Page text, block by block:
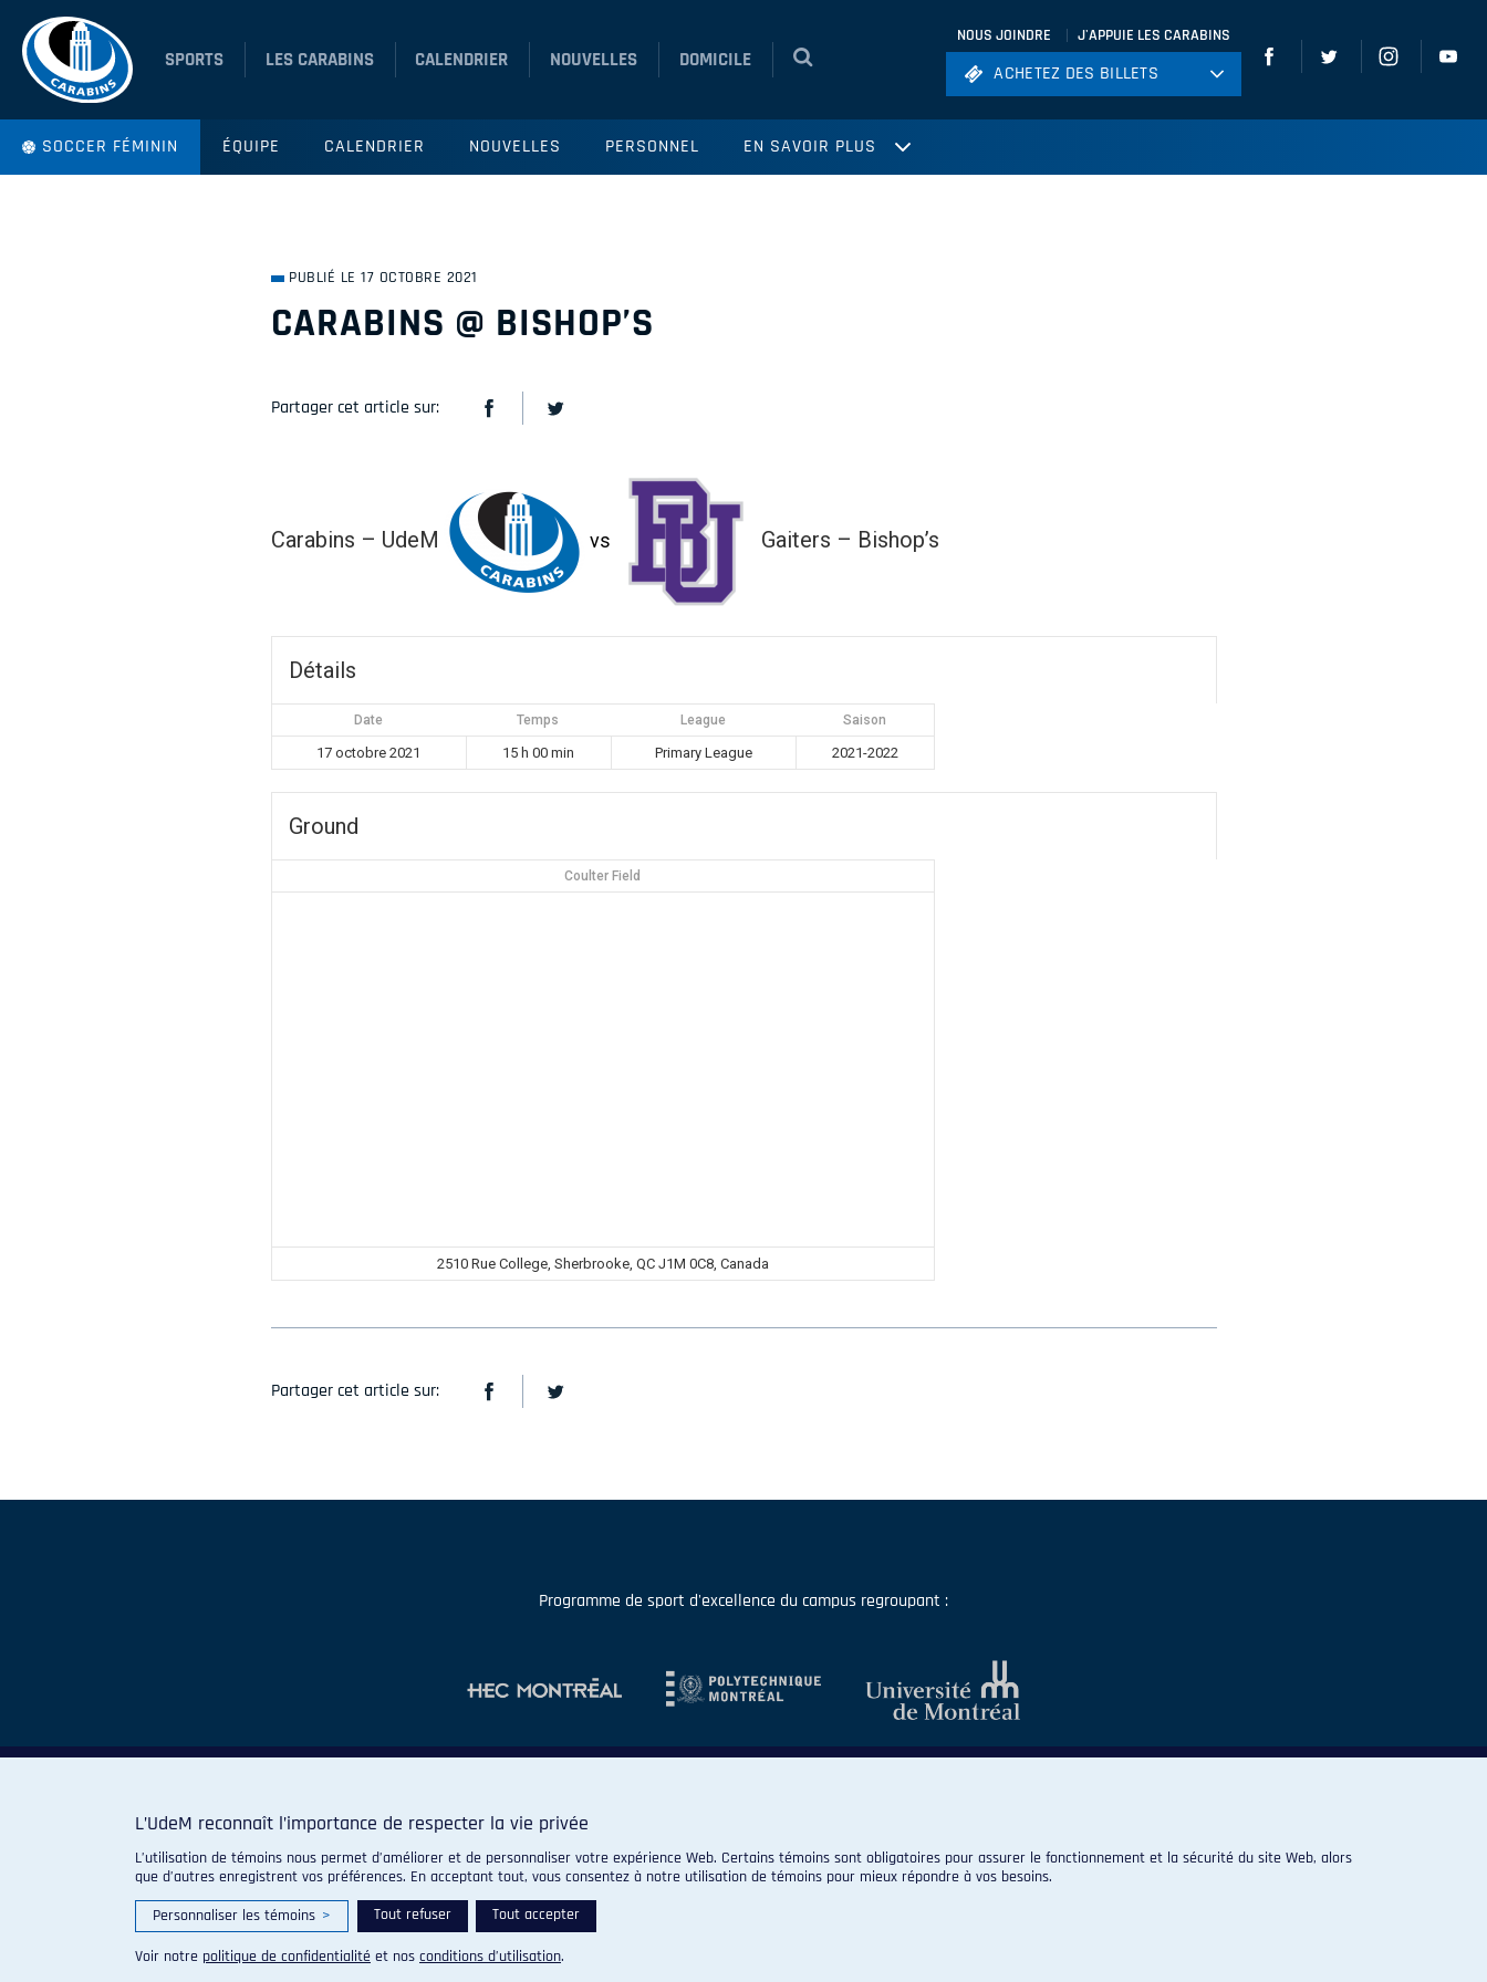
SPORTS LES CARABINS CALENDRIER NOUVELLES DOMICILE
NOUS JOINDRE J'APPUIE LES CARABINS
ACHETEZ DES BILLETS
ACHETEZ DES BILLETS
SOCCER FÉMININ ÉQUIPE CALENDRIER NOUVELLES PERSONNEL EN SAVOIR PLUS
PUBLIÉ LE 17 OCTOBRE 2021
CARABINS @ BISHOP’S
Partager cet article sur:
Carabins – UdeM vs Gaiters – Bishop’s
Détails
Date Temps League Saison
17 octobre 2021 15 h 00 min Primary League 2021-2022
Ground
Coulter Field
2510 Rue College, Sherbrooke, QC J1M 0C8, Canada
Partager cet article sur:
Programme de sport d'excellence du campus regroupant :
L’UdeM reconnaît l’importance de respecter la vie privée
L’utilisation de témoins nous permet d’améliorer et de personnaliser votre expérience Web. Certains témoins sont obligatoires pour assurer le fonctionnement et la sécurité du site Web, alors
que d’autres enregistrent vos préférences. En acceptant tout, vous consentez à notre utilisation de témoins pour mieux répondre à vos besoins.
Personnaliser les témoins > Tout refuser Tout accepter
Voir notre politique de confidentialité et nos conditions d’utilisation.